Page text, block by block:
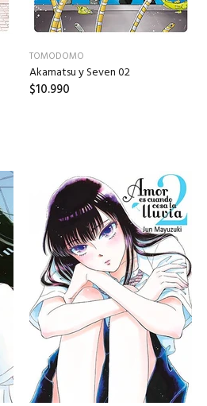
TOMODOMO
Akamatsu y Seven 02
$10.990